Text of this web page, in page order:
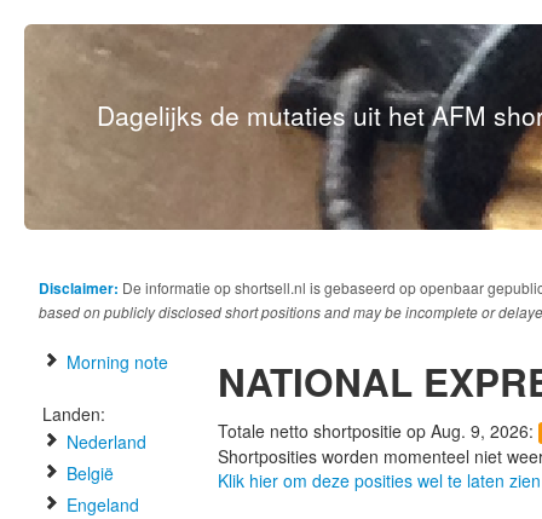
Dagelijks de mutaties uit het AFM
Disclaimer: De informatie op shortsell.nl is gebaseerd op openbaar
based on publicly disclosed short positions and may be incomplete or
Morning note
Landen:
Nederland
België
Engeland
NATIONAL
Totale netto shortpositie op Aug. 9, 2026:
Shortposities worden momenteel niet
Klik hier om deze posities wel te laten zien